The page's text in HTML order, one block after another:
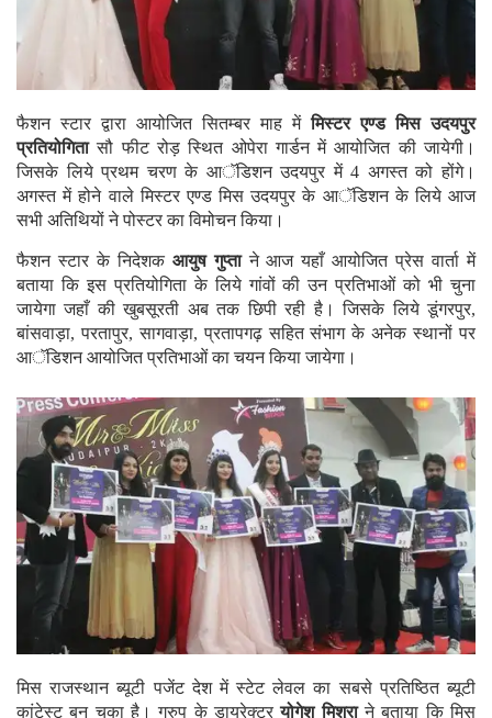
फैशन स्टार द्वारा आयोजित सितम्बर माह मेंमिस्टर एण्ड मिस उदयपुर
प्रतियोगितासौ फीट रोड़ स्थित ओपेरा गार्डन में आयोजित की जायेगी।
जिसके लिये प्रथम चरण के आॅडिशन उदयपुर में 4 अगस्त को होंगे।
अगस्त में होने वाले मिस्टर एण्ड मिस उदयपुर के आॅडिशन के लिये आज
सभी अतिथियों ने पोस्टर का विमोचन किया।
फैशन स्टार के निदेशक आयुष गुप्ताने आज यहाँ आयोजित प्रेस वार्ता में
बताया कि इस प्रतियोगिता के लिये गांवों की उन प्रतिभाओं को भी चुना
जायेगा जहाँ की खुबसूरती अब तक छिपी रही है। जिसके लिये डूंगरपुर,
बांसवाड़ा, परतापुर, सागवाड़ा, प्रतापगढ़ सहित संभाग के अनेक स्थानों पर
आॅडिशन आयोजित प्रतिभाओं का चयन किया जायेगा।
मिस राजस्थान ब्यूटी पजेंट देश में स्टेट लेवल का सबसे प्रतिष्ठित ब्यूटी
कांटेस्ट बन चुका है। ग्रुप के डायरेक्टरयोगेश मिश्राने बताया कि मिस